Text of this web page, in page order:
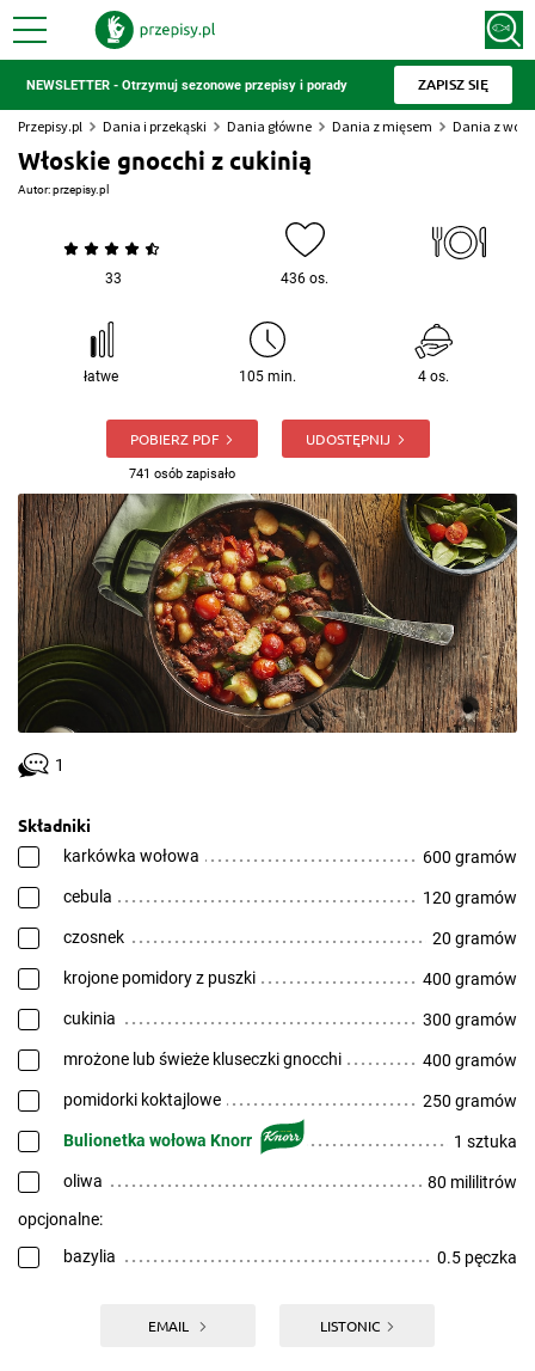
NEWSLETTER - Otrzymuj sezonowe przepisy i porady ZAPISZ SIĘ
Przepisy.pl Dania i przekąski Dania główne Dania z mięsem Dania z
Włoskie gnocchi z cukinią
Autor:przepisy.pl
33 436 os.
łatwe 105 min. 4 os.
POBIERZ PDF
741 osób zapisało
UDOSTĘPNIJ
1
Składniki
karkówka wołowa 600 gramów
cebula 120 gramów
czosnek 20 gramów
krojone pomidory z puszki 400 gramów
cukinia 300 gramów
mrożone lub świeże kluseczki gnocchi 400 gramów
pomidorki koktajlowe 250 gramów
Bulionetka wołowa Knorr 1 sztuka
oliwa
80 mililitrów
opcjonalne:
bazylia
0.5 pęczka
EMAIL LISTONIC